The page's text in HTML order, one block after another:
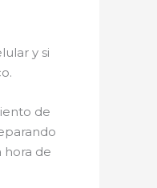
y si
de
hora de